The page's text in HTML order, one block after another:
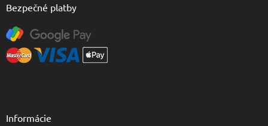
Bezpečné platby
Informácie